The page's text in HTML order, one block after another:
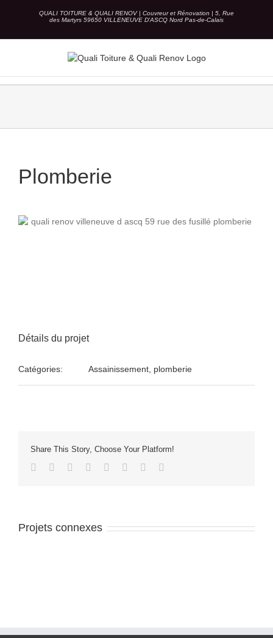
QUALI TOITURE & QUALI RENOV | Couvreur et Rénovation | 5, Rue
des Martyrs 59650 VILLENEUVE D'ASCQ Nord Pas-de-Calais
Plomberie
Détails du projet
Catégories: Assainissement, plomberie
Share This Story, Choose Your Platform!
Facebook
TwitterLinkedIn
Reddit TumblrPinterest
Projets connexes